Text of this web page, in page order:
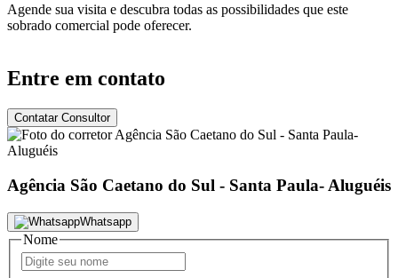
Agende sua visita e descubra todas as possibilidades que este
sobrado comercial pode oferecer.
Entre em contato
Contatar Consultor
Agência São Caetano do Sul - Santa Paula- Aluguéis
Whatsapp
Nome